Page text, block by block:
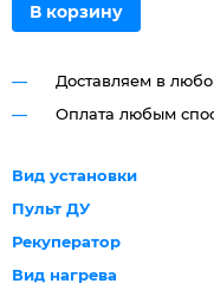
В корзину
Доставляем в
Оплата любым
Вид установки
Пульт ДУ
Рекуператор
Вид нагрева